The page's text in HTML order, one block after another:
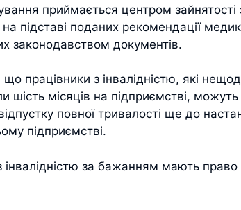
приймається центром
на підставі поданих рекомендації
законодавством документів.
що працівники з інвалідністю, які
шість місяців на підприємстві,
повної тривалості ще до
підприємстві.
інвалідністю за бажанням мають право